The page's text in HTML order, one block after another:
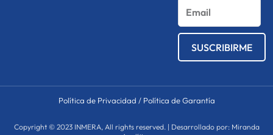
SUSCRIBIRME
Copyright © 2023 INMERA, All rights reserved. | Desarrollado por: Miranda
Política de Privacidad / Política de Garantía